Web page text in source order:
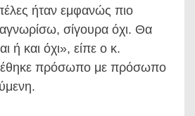
ήταν εμφανώς πιο
σίγουρα όχι. Θα
ή και όχι», είπε ο κ.
πρόσωπο με πρόσωπο